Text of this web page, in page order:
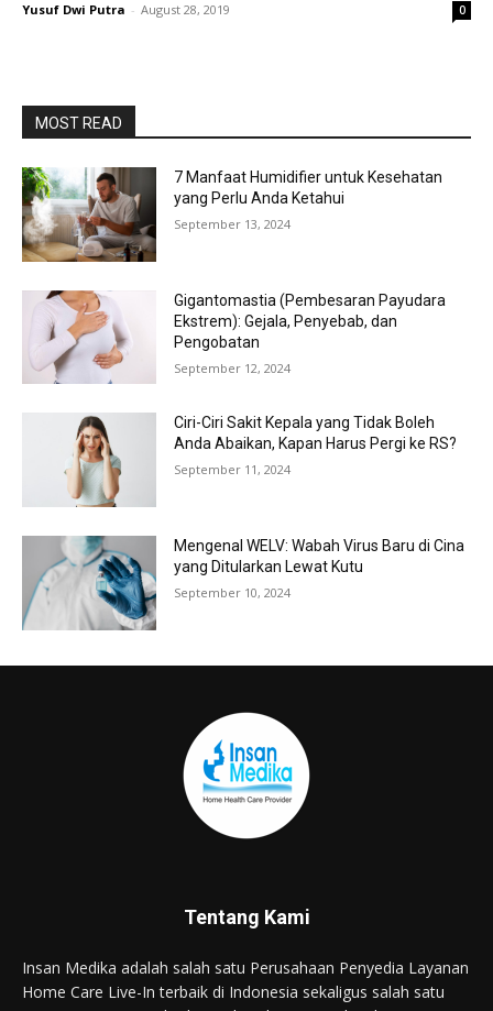
Yusuf Dwi Putra - August 28, 2019 0
MOST READ
7 Manfaat Humidifier untuk Kesehatan
yang Perlu Anda Ketahui
September 13, 2024
Gigantomastia (Pembesaran Payudara
Ekstrem): Gejala, Penyebab, dan
Pengobatan
September 12, 2024
Ciri-Ciri Sakit Kepala yang Tidak Boleh
Anda Abaikan, Kapan Harus Pergi ke RS?
September 11, 2024
Mengenal WELV: Wabah Virus Baru di Cina
yang Ditularkan Lewat Kutu
September 10, 2024
Tentang Kami
Insan Medika adalah salah satu Perusahaan Penyedia Layanan
Home Care Live-In terbaik di Indonesia sekaligus salah satu